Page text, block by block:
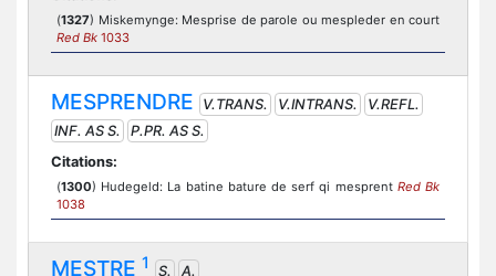
(1327) Miskemynge: Mesprise de parole ou mespleder en court
Red Bk 1033
MESPRENDRE V.TRANS. V.INTRANS.
V.REFL.
INF. AS S.
P.PR. AS S.
Citations:
(1300) Hudegeld: La batine bature de serf qi mesprent Red Bk
1038
MESTRE 1 S.
A.